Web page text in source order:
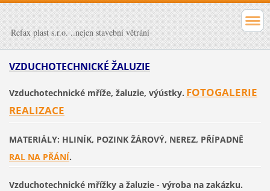
Refax plast s.r.o. ..nejen stavební větrání
VZDUCHOTECHNICKÉ ŽALUZIE
Vzduchotechnické mříže, žaluzie, výústky. FOTOGALERIE
REALIZACE
MATERIÁLY: HLINÍK, POZINK ŽÁROVÝ, NEREZ, PŘÍPADNĚ
RAL NA PŘÁNÍ.
Vzduchotechnické mřížky a žaluzie - výroba na zakázku.